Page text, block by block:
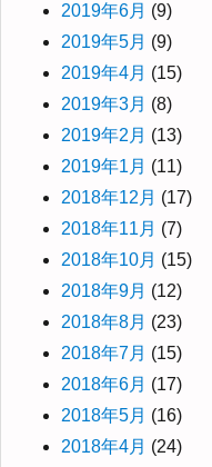
2019年6月 (9)
2019年5月 (9)
2019年4月 (15)
2019年3月 (8)
2019年2月 (13)
2019年1月 (11)
2018年12月 (17)
2018年11月 (7)
2018年10月 (15)
2018年9月 (12)
2018年8月 (23)
2018年7月 (15)
2018年6月 (17)
2018年5月 (16)
2018年4月 (24)